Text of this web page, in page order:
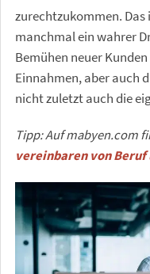
zurechtzukommen.
manchmal ein wahrer
Bemühen neuer
Einnahmen, aber auch
nicht zuletzt auch die
Tipp: Auf mabyen.com
vereinbaren von Beruf